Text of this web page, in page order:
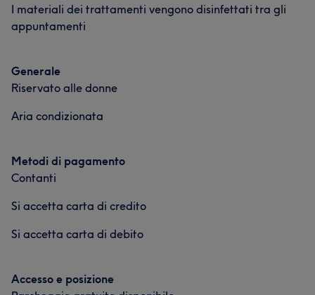
I materiali dei trattamenti vengono disinfettati tra gli
appuntamenti
Generale
Riservato alle donne
Aria condizionata
Metodi di pagamento
Contanti
Si accetta carta di credito
Si accetta carta di debito
Accesso e posizione